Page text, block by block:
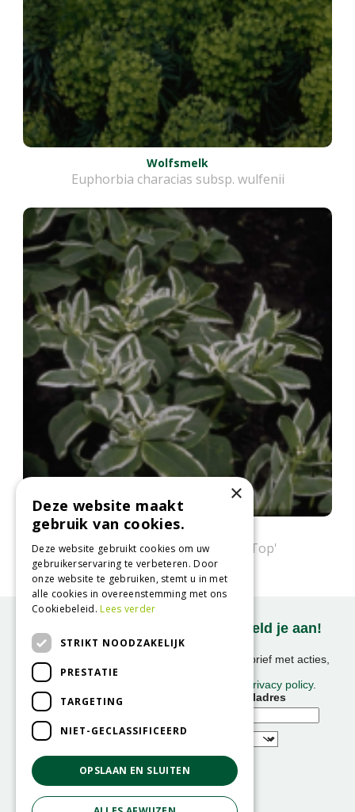
Wolfsmelk
Euphorbia characias subsp. wulfenii
Wolfsmelk
Euphorbia marginata 'White Top'
Onze nieuwsbrief ontvangen? Meld je aan!
Ontvang ongeveer 1x per week onze nieuwsbrief met acties,
We slaan uw gegevens op conform onze
privacy policy.
Voornaam
E-mailadres
×
Deze website maakt
gebruik van cookies.
Deze website gebruikt cookies om uw
gebruikerservaring te verbeteren. Door
onze website te gebruiken, stemt u in met
alle cookies in overeenstemming met ons
Cookiebeleid.Lees verder
STRIKT NOODZAKELIJK
PRESTATIE
TARGETING
NIET-GECLASSIFICEERD
OPSLAAN EN SLUITEN